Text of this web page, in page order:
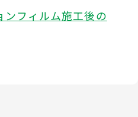
ンフィルム施工後の